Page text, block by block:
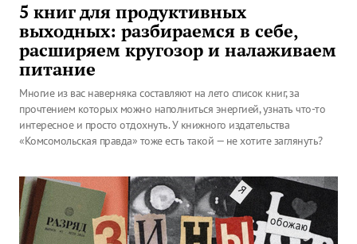
5 книг для продуктивных
выходных: разбираемся в себе,
расширяем кругозор и налаживаем
питание
Многие из вас наверняка составляют на лето список книг, за
прочтением которых можно наполниться энергией, узнать что-то
интересное и просто отдохнуть. У книжного издательства
«Комсомольская правда» тоже есть такой — не хотите заглянуть?